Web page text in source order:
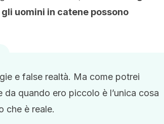
uomini in catene possono
e false realtà. Ma come potrei
da quando ero piccolo è l’unica cosa
che è reale.